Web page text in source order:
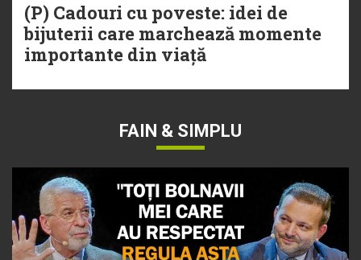
(P) Cadouri cu poveste: idei de
bijuterii care marchează momente
importante din viață
FAIN & SIMPLU